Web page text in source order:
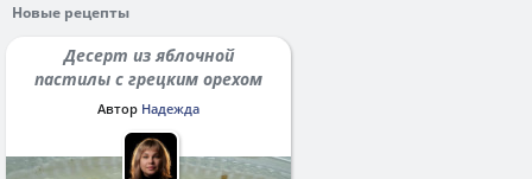
Новые рецепты
Десерт из яблочной
пастилы с грецким орехом
Автор Надежда